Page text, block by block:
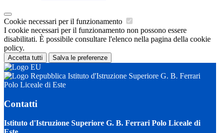
Cookie necessari per il funzionamento
I cookie necessari per il funzionamento non possono essere
disabilitati. È possibile consultare l'elenco nella pagina della cookie
policy.
Accetta tutti Salva le preferenze
Istituto d'Istruzione Superiore G. B. Ferrari
Polo Liceale di Este
Contatti
Istituto d'Istruzione Superiore G. B. Ferrari Polo Liceale di